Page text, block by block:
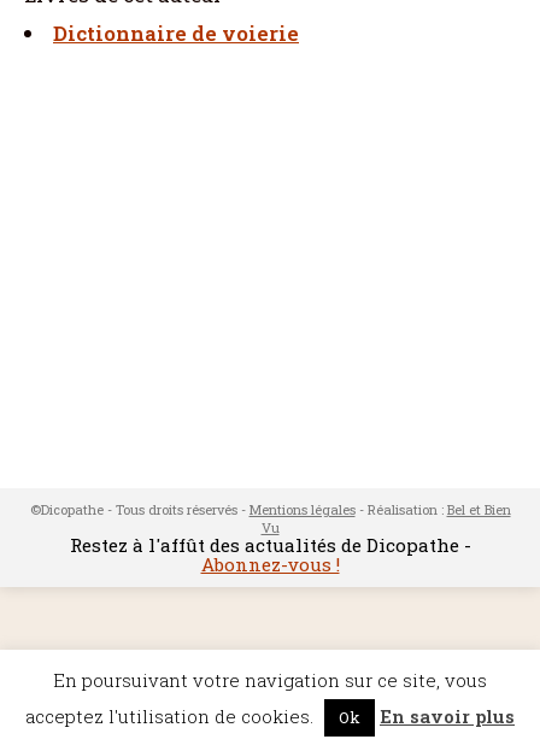
Dictionnaire de voierie
©Dicopathe - Tous droits réservés - Mentions légales- Réalisation : Bel et Bien
Vu
Restez à l'affût des actualités de Dicopathe -
Abonnez-vous !
En poursuivant votre navigation sur ce site, vous
acceptez l'utilisation de cookies.
Ok En savoir plus